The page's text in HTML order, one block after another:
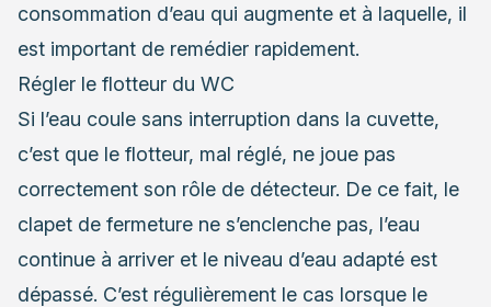
consommation d’eau qui augmente et à laquelle, il
est important de remédier rapidement.
Régler le flotteur du WC
Si l’eau coule sans interruption dans la cuvette,
c’est que le flotteur, mal réglé, ne joue pas
correctement son rôle de détecteur. De ce fait, le
clapet de fermeture ne s’enclenche pas, l’eau
continue à arriver et le niveau d’eau adapté est
dépassé. C’est régulièrement le cas lorsque le